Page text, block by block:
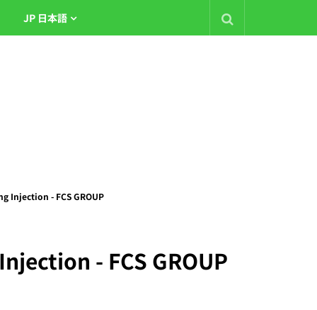
JP 日本語
Injection - FCS GROUP
- FCS GROUP